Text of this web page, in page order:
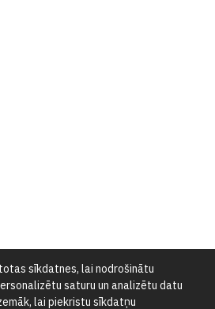
sīkdatnes, lai nodrošinātu
saturu un analizētu datu
lai piekristu sīkdatņu